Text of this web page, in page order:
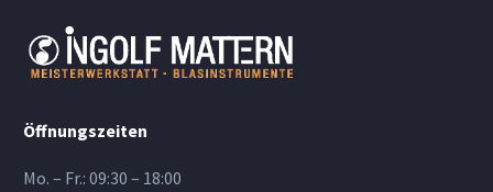
Öffnungszeiten
Mo. – Fr.: 09:30 – 18:00